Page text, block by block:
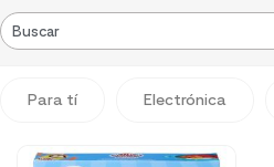
Para tí Electrónica